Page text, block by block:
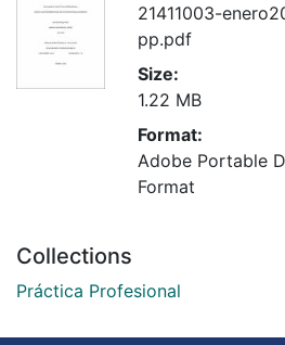
21411003-
pp.pdf
Size:
1.22 MB
Format:
Adobe Portable
Format
Collections
Práctica Profesional